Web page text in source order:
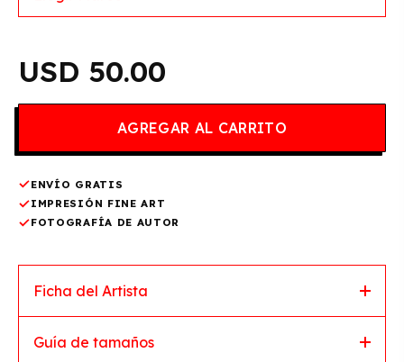
50.00
ENVÍO GRATIS
IMPRESIÓN FINE ART
FOTOGRAFÍA DE AUTOR
Ficha del Artista
Guía de tamaños